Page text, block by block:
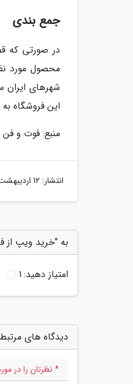
جمع بندی
در صورتی که
محصول مورد
شهرهای ایران
این فروشگاه
منبع: فوت و فن
انتشار: 12 اردیبهشت 1402
به "خرید ویپ از
امتیاز دهید:1
دیدگاه های
* نظرتان را در